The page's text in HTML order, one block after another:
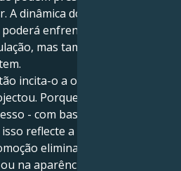
A dinâmica do poder no
enfrentar controlo,
mas também aprenderá
incita-o a olhar para a
Porque está a lutar
- com base nas regras
reflecte a sua verdade?
elimina as aspirações
na aparência e substitui-as